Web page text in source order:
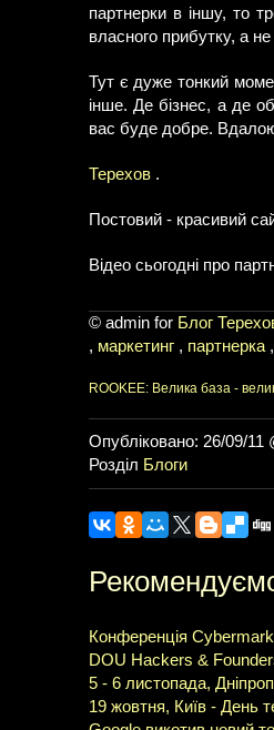
партнерки в іншу, то
власного прибутку, а
Тут є дуже тонкий
інше. Де бізнес, а де
вас буде добре.
Терехов .
Постовий - красивий
Відео сьогодні про
© admin for Блог
, маркетинг , партнерка ,
ROOKEE: Велика база -
Опубліковано: 26/09/11
Розділ Блоги
Конференція
DOU Hackers &
5 - 6 листопада,
19 жовтня, Київ - День